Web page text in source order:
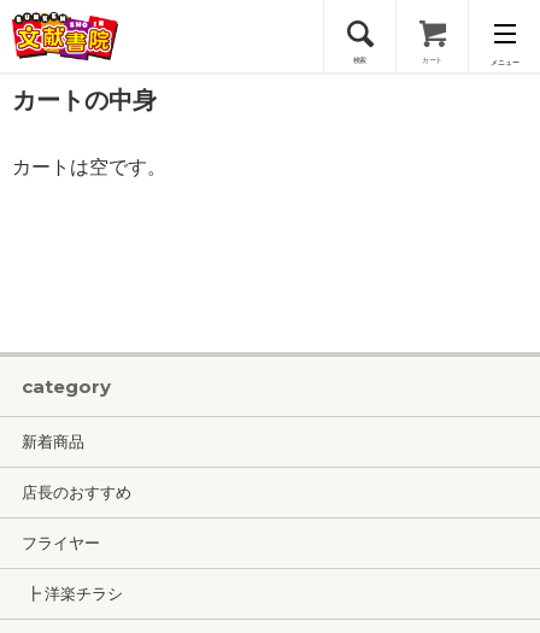
検索 カート メニュー
会員登録
ログイン
カートの中身
カートは空です。
category
新着商品
店長のおすすめ
フライヤー
┣ 洋楽チラシ